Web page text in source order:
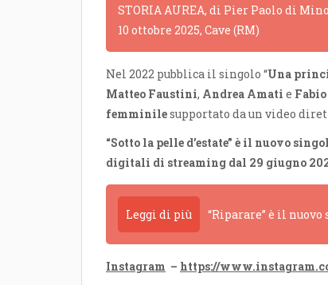
STORIA AUREA, di Pier Paolo di
10 ottobre 2025, Cave (RM)
Nel 2022 pubblica il singolo “Una
Matteo Faustini, Andrea Amati e
femminilesupportato da un video
“Sotto la pelle d’estate” è il nuovo
digitali di streaming dal 29 giugno
Leggi di più “Riparare” è il
Instagram – https://